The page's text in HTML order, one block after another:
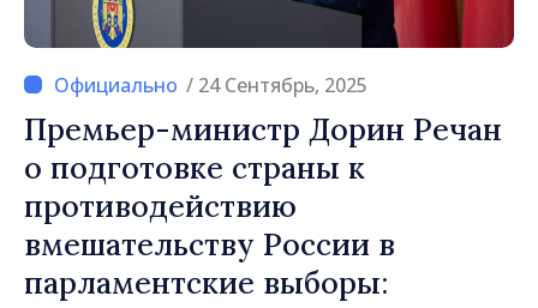
/ 24 Сентябрь, 2025
Премьер-министр Дорин Речан
о подготовке страны к
противодействию
вмешательству России в
парламентские выборы: